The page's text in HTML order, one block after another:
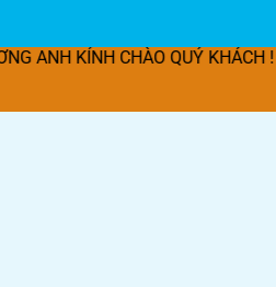
KÍNH CHÀO QUÝ KHÁCH ! ●